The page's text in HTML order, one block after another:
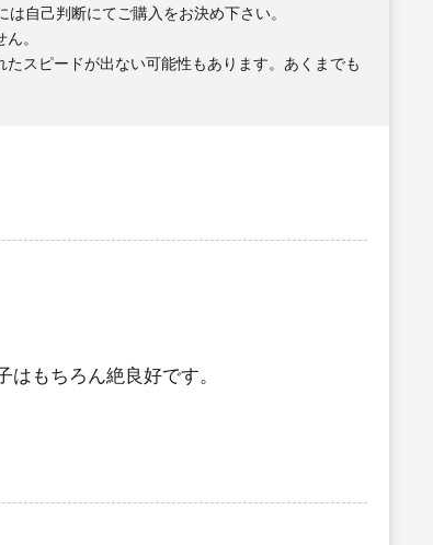
自己判断にてご購入をお決め下さい。
。
スピードが出ない可能性もあります。あくまでも
もちろん絶良好です。